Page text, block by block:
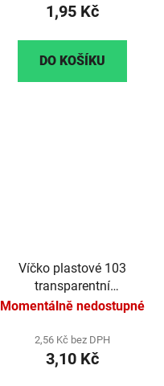
1,95 Kč
DO KOŠÍKU
Víčko plastové 103
transparentní
(průhledné)
Momentálně nedostupné
2,56 Kč bez DPH
3,10 Kč